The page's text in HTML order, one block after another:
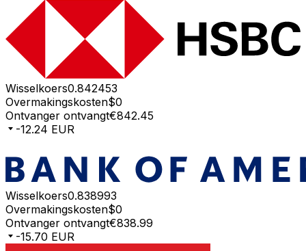
Wisselkoers0.842453
Overmakingskosten$0
Ontvanger ontvangt€842.45
-12.24 EUR
Wisselkoers0.838993
Overmakingskosten$0
Ontvanger ontvangt€838.99
-15.70 EUR